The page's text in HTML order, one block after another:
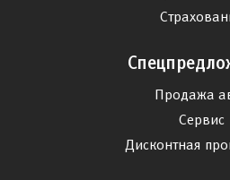
Продажа
Сервис
Дисконтная